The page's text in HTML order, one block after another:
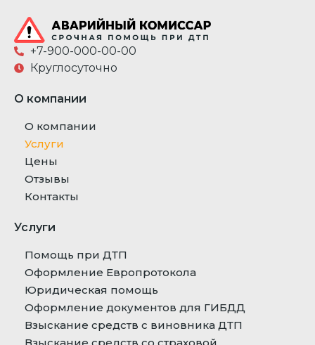
+7-900-000-00-00
Круглосуточно
О компании
О компании
Услуги
Цены
Отзывы
Контакты
Услуги
Помощь при ДТП
Оформление Европротокола
Юридическая помощь
Оформление документов для ГИБДД
Взыскание средств с виновника ДТП